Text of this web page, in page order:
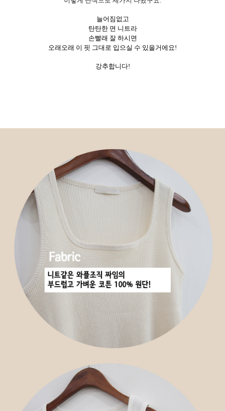
늘어짐없고
탄탄한 면 니트라
손빨래 잘 하시면
오래오래 이 핏 그대로 입으실 수 있을거에요!
강추합니다!